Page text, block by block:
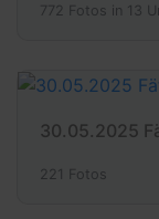
772 Fotos in 13
30.05.2025
221 Fotos